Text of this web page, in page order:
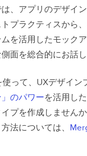
、アプリのデザイ
プラクティスから
を活用したモック
面を総合的にお話し
使って、UXデザイン
」のパワーを活用し
プを作成しません
法については、